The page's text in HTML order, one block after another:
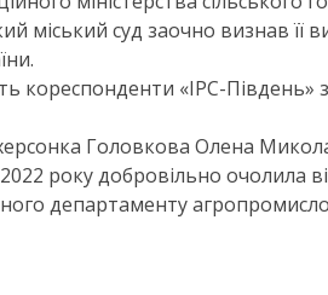
міський суд заочно визнав її
кореспонденти «ІРС-Південь»
Головкова Олена
року добровільно очолила
департаменту